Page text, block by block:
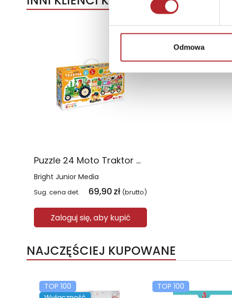
Odmowa
Puzzle 24 Moto Traktor CzuCzu
Bright Junior Media
Sug. cena det. 69,90 zł (brutto)
Zaloguj się, aby kupić
NAJCZĘŚCIEJ KUPOWANE
TOP 100
TOP 100